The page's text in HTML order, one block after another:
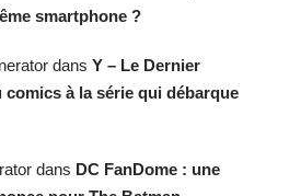
smartphone ?
dans Y – Le Dernier
comics à la série qui débarque
dans DC FanDome : une